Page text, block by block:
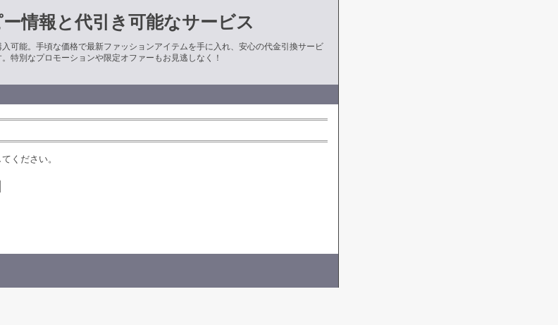
情報と代引き可能なサービス
可能。手頃な価格で最新ファッションアイテムを手に入れ、安心の代金引換サービ
特別なプロモーションや限定オファーもお見逃しなく！
ください。